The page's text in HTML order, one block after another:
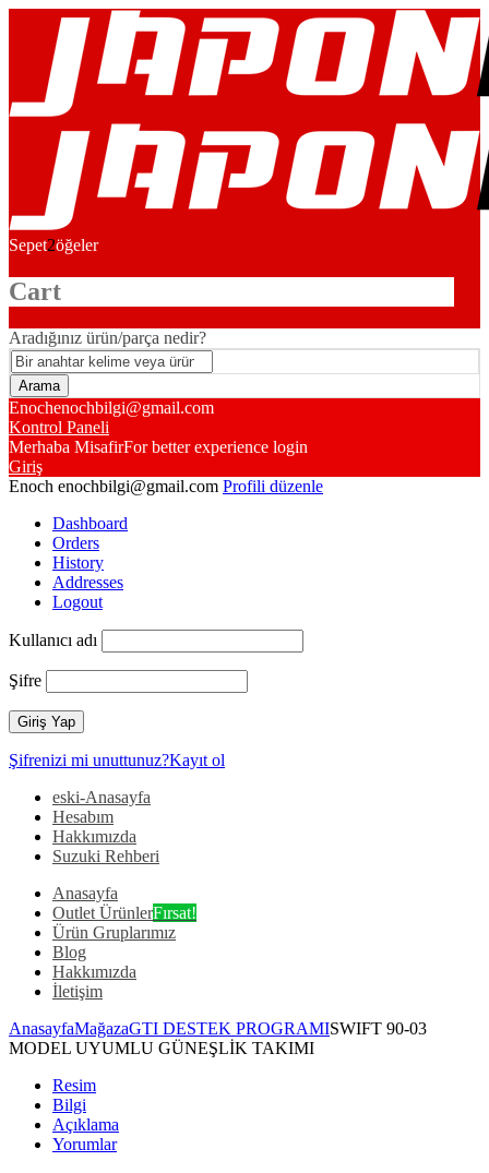
Sepet2öğeler
Cart
Aradığınız ürün/parça nedir?
Enochenochbilgi@gmail.com
Kontrol Paneli
Merhaba MisafirFor better experience login
Giriş
Enoch enochbilgi@gmail.com Profili düzenle
Dashboard
Orders
History
Addresses
Logout
Kullanıcı adı
Şifre
Şifrenizi mi unuttunuz?Kayıt ol
eski-Anasayfa
Hesabım
Hakkımızda
Suzuki Rehberi
Anasayfa
Outlet ÜrünlerFırsat!
Ürün Gruplarımız
Blog
Hakkımızda
İletişim
AnasayfaMağazaGTI DESTEK PROGRAMISWIFT 90-03
MODEL UYUMLU GÜNEŞLİK TAKIMI
Resim
Bilgi
Açıklama
Yorumlar